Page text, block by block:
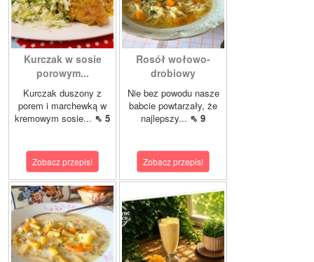
Kurczak w sosie
porowym...
Kurczak duszony z
porem i marchewką w
kremowym sosie... ⇖ 5
Zobacz przepis!
Rosół wołowo-
drobiowy
Nie bez powodu nasze
babcie powtarzały, że
najlepszy... ⇖ 9
Zobacz przepis!